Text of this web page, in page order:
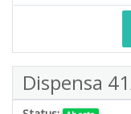
Dispensa